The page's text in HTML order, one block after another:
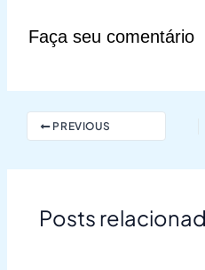
Faça seu comentário
PREVIOUS
Posts